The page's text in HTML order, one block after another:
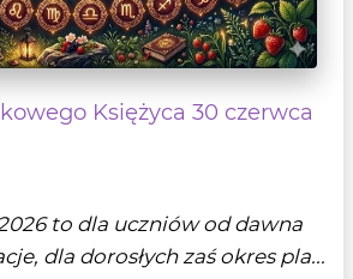
Księżyca 30 czerwca
to dla uczniów od dawna
dla dorosłych zaś okres pla...